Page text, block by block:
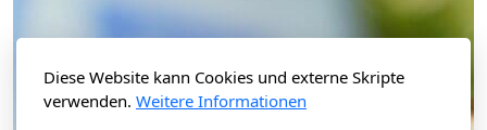
Diese Website kann Cookies und externe Skripte
verwenden. Weitere Informationen